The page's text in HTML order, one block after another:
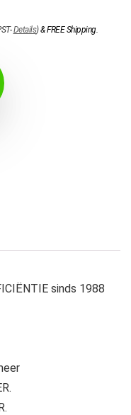
Details)&FREE Shipping.
sinds 1988